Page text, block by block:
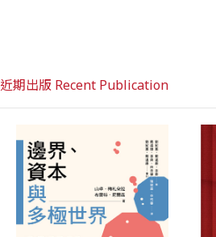
近期出版 Recent Publication